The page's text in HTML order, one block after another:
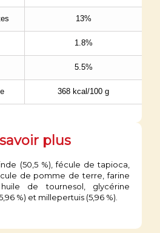
13%
1.8%
5.5%
368 kcal/100 g
plus
(50,5 %), fécule de tapioca,
de pomme de terre, farine
de tournesol, glycérine
%) et millepertuis (5,96 %).